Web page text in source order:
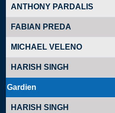
ANTHONY PARDALIS
FABIAN PREDA
MICHAEL VELENO
HARISH SINGH
Gardien
HARISH SINGH